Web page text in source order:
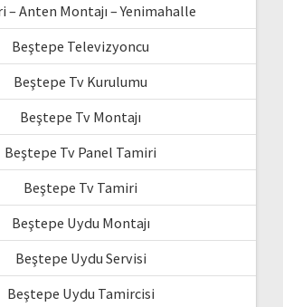
– Anten Montajı – Yenimahalle
Beştepe Televizyoncu
Beştepe Tv Kurulumu
Beştepe Tv Montajı
Beştepe Tv Panel Tamiri
Beştepe Tv Tamiri
Beştepe Uydu Montajı
Beştepe Uydu Servisi
Beştepe Uydu Tamircisi